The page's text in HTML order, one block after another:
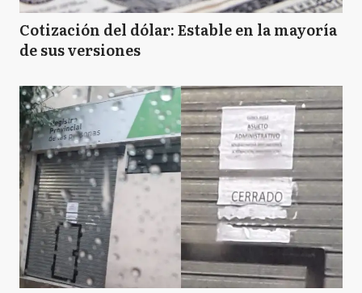
Cotización del dólar: Estable en la mayoría
de sus versiones